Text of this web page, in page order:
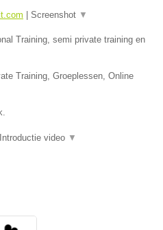
Screenshot ▼
Training, semi private training en
Training, Groeplessen, Online
Introductie video ▼